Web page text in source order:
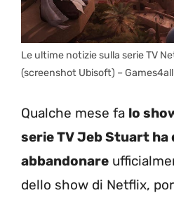
Le ultime notizie sulla serie TV
(screenshot Ubisoft) –
Qualche mese fa lo
serie TV Jeb Stuart ha
abbandonare
dello show di Netflix,